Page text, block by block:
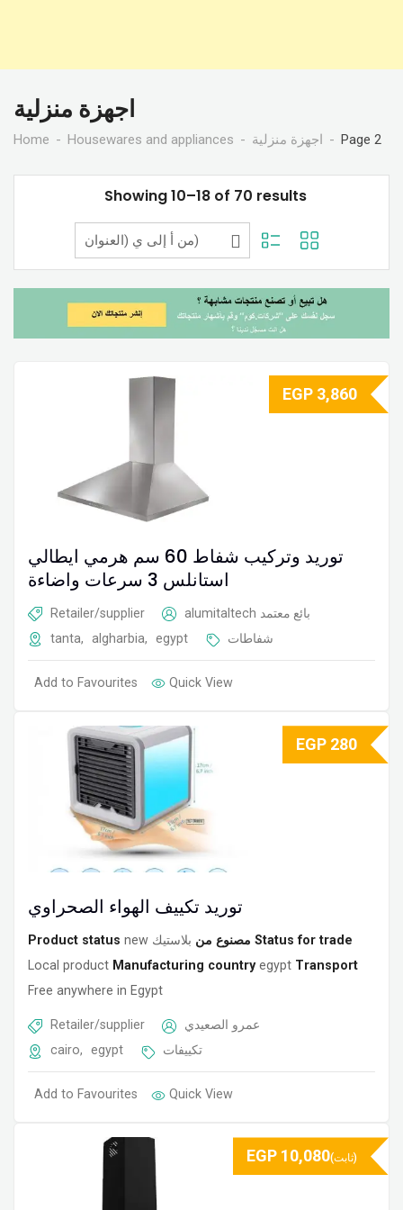
اجهزة منزلية
Home Housewares and appliances اجهزة منزلية Page 2
Showing 10–18 of 70 results
توريد وتركيب شفاط 60 سم هرمي ايطالي
استانلس 3 سرعات واضاءة
Retailer/supplier alumitaltech بائع معتمد
tanta, algharbia, egypt شفاطات
Add to Favourites Quick View
EGP 3,860
توريد تكييف الهواء الصحراوي
Product status new مصنوع من بلاستيك
Status for trade
Local product Manufacturing country egypt Transport
Free anywhere in Egypt
Retailer/supplier
عمرو الصعيدي
cairo, egypt تكييفات
Add to Favourites Quick View
EGP 280
EGP 10,080 (ثابت)